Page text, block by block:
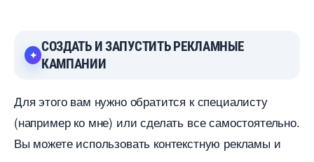
СОЗДАТЬ И ЗАПУСТИТЬ РЕКЛАМНЫЕ
КАМПАНИИ
Для этого вам нужно обратится к специалисту
(например ко мне) или сделать все самостоятельно.
ы можете использовать контекстную рекламы и